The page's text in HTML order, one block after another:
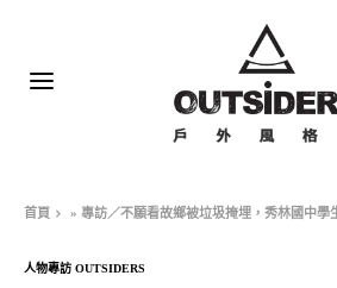
首頁 »專訪／不願看故鄉被垃圾掩埋，秀林國中學
人物專訪 OUTSIDERS